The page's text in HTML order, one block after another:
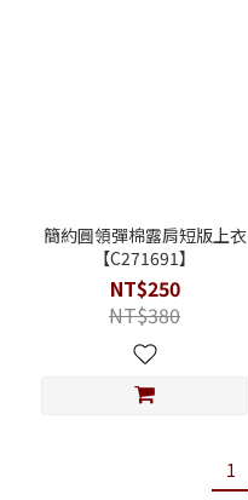
簡約圓領彈棉露肩短版上衣
【C271691】
NT$250
NT$380
1